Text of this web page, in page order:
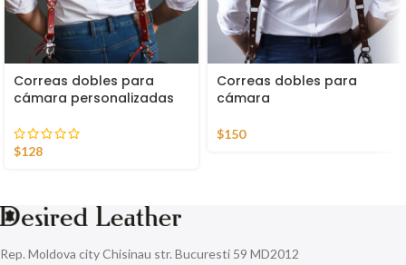
Correas dobles para
cámara personalizadas
$128
Correas dobles para
cámara
$150
Rep. Moldova city Chisinau str. Bucuresti 59 MD2012